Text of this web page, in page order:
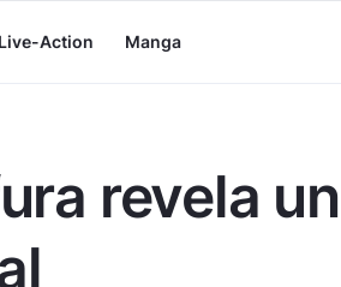
Live-Action Manga
revela un